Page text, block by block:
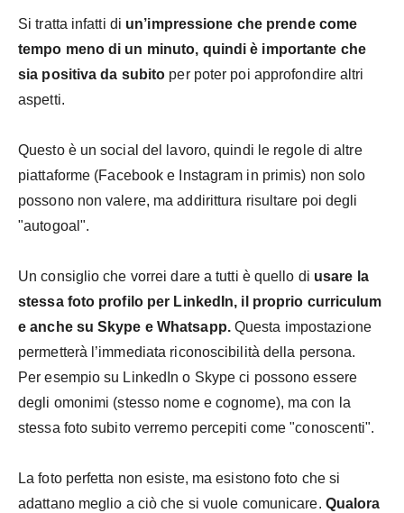
Si tratta infatti di un’impressione che prende come
tempo meno di un minuto, quindi è importante che
sia positiva da subito per poter poi approfondire altri
aspetti.
Questo è un social del lavoro, quindi le regole di altre
piattaforme (Facebook e Instagram in primis) non solo
possono non valere, ma addirittura risultare poi degli
"autogoal".
Un consiglio che vorrei dare a tutti è quello di usare la
stessa foto profilo per LinkedIn, il proprio curriculum
e anche su Skype e Whatsapp.Questa impostazione
permetterà l’immediata riconoscibilità della persona.
Per esempio su LinkedIn o Skype ci possono essere
degli omonimi (stesso nome e cognome), ma con la
stessa foto subito verremo percepiti come "conoscenti".
La foto perfetta non esiste, ma esistono foto che si
adattano meglio a ciò che si vuole comunicare. Qualora